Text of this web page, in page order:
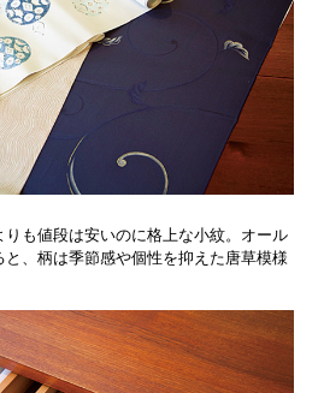
も値段は安いのに格上な小紋。オール
、柄は季節感や個性を抑えた唐草模様